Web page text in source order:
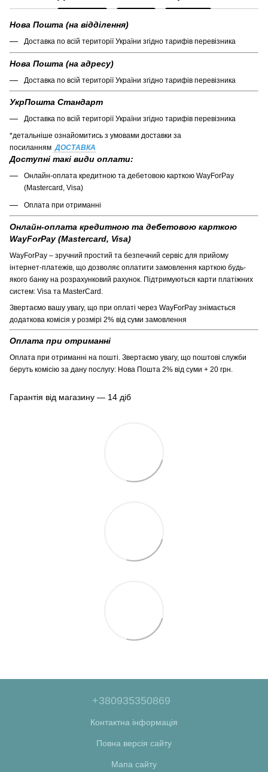
Нова Пошта (на відділення)
Доставка по всій території України згідно тарифів перевізника
Нова Пошта (на адресу)
Доставка по всій території України згідно тарифів перевізника
УкрПошта Стандарт
Доставка по всій території України згідно тарифів перевізника
*детальніше ознайомитись з умовами доставки за
посиланням ДОСТАВКА
Доступні такі види оплати:
Онлайн-оплата кредитною та дебетовою карткою WayForPay
(Mastercard, Visa)
Оплата при отриманні
Онлайн-оплата кредитною та дебетовою карткою
WayForPay (Mastercard, Visa)
WayForPay – зручний простий та безпечний сервіс для прийому
інтернет-платежів, що дозволяє оплатити замовлення карткою будь-
якого банку на розрахунковий рахунок. Підтримуються карти платіжних
систем: Visa та MasterCard.
Звертаємо вашу увагу, що при оплаті через WayForPay знімається
додаткова комісія у розмірі 2% від суми замовлення
Оплата при отриманні
Оплата при отриманні на пошті. Звертаємо увагу, що поштові служби
беруть комісію за дану послугу: Нова Пошта 2% від суми + 20 грн.
Гарантія від магазину — 14 діб
+380935350869
Контактна інформація
Повна версія сайту
Мапа сайту